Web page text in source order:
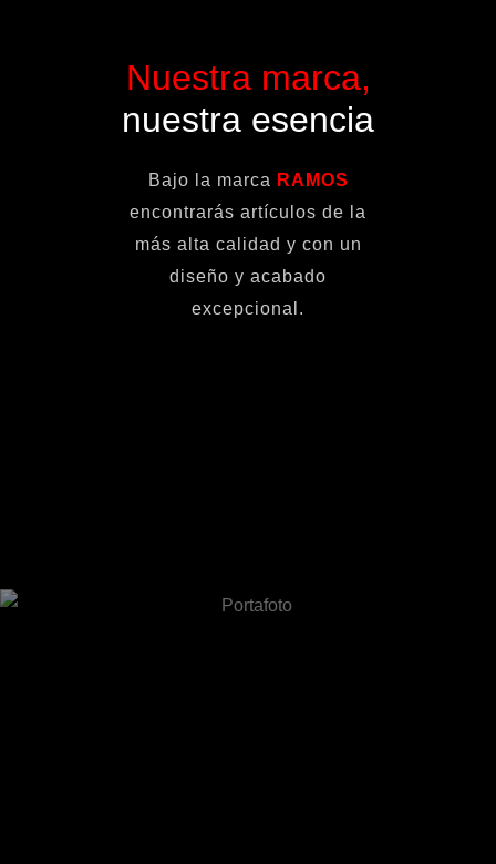
Nuestra marca,
nuestra esencia
Bajo la marca RAMOS
encontrarás artículos de la
más alta calidad y con un
diseño y acabado
excepcional.